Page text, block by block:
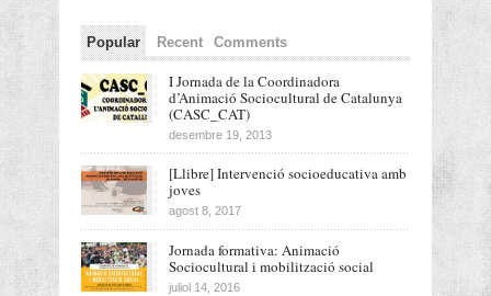
Popular Recent Comments
I Jornada de la Coordinadora
d’Animació Sociocultural de Catalunya
(CASC_CAT)
desembre 19, 2013
[Llibre] Intervenció socioeducativa amb
joves
agost 8, 2017
Jornada formativa: Animació
Sociocultural i mobilització social
juliol 14, 2016